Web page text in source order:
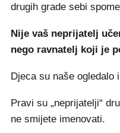
drugih grade sebi
Nije vaš neprijatelj
nego ravnatelj koji je
Djeca su naše ogledalo
Pravi su „neprijatelji“
ne smijete imenovati.